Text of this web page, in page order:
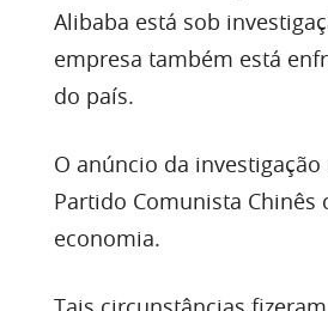
Alibaba está sob
empresa também está
do país.
O anúncio da
Partido Comunista
economia.